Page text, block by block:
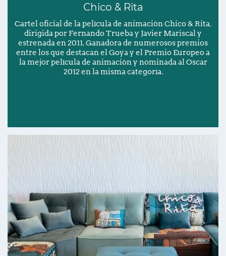
Chico & Rita
Cartel oficial de la película de animación Chico & Rita,
dirigida por Fernando Trueba y Javier Mariscal y
estrenada en 2011. Ganadora de numerosos premios
entre los que destacan el Goya y el Premio Europeo a
la mejor película de animación y nominada al Oscar
2012 en la misma categoría.